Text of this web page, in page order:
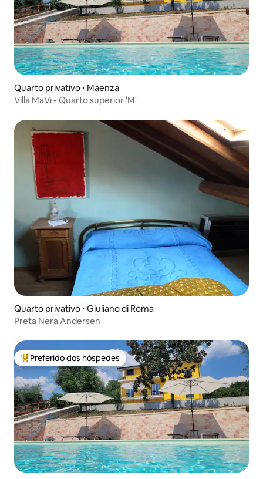
Quarto privativo ⋅ Maenza
Villa MaVi - Quarto superior 'M'
Quarto privativo ⋅ Giuliano di Roma
Preta Nera Andersen
Entre os melhores preferidos dos hóspedes
Preferido dos hóspedes